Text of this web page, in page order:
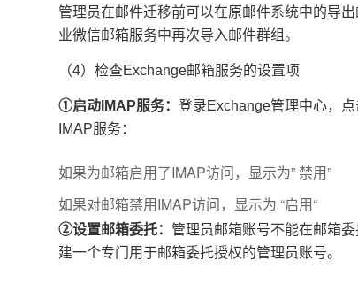
管理员在邮件迁移前可以在原邮件系统中的导
业微信邮箱服务中再次导入邮件群组。
（4）检查Exchange邮箱服务的设置项
①启动IMAP服务： 登录Exchange管理中心，
IMAP服务：
如果为邮箱启用了IMAP访问，显示为” 禁用”
如果对邮箱禁用IMAP访问，显示为 “启用“
②设置邮箱委托： 管理员邮箱账号不能在邮箱
建一个专门用于邮箱委托授权的管理员账号。